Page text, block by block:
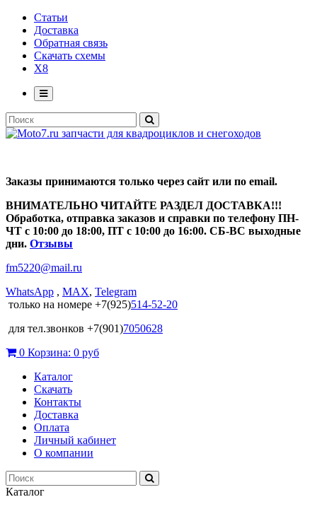
Статьи
Доставка
Обратная связь
Скачать схемы
X8
Заказы принимаются только через сайт или по email.
ВНИМАТЕЛЬНО ЧИТАЙТЕ РАЗДЕЛ ДОСТАВКА!!!
Обработка, отправка заказов и справки по телефону ПН-
ЧТ с 10:00 до 18:00, ПТ с 10:00 до 16:00. СБ-ВС выходные
дни. Отзывы
fm5220@mail.ru
WhatsApp , MAX, Telegram
только на номере +7(925)514-52-20
для тел.звонков +7(901)7050628
0 Корзина: 0 руб
Каталог
Скачать
Контакты
Доставка
Оплата
Личный кабинет
О компании
Каталог